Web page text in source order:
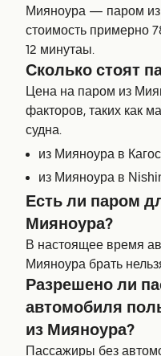
Мияноура — паром из
стоимость примерно
12 минутаы.
Сколько стоят
Цена на паром из
факторов, таких как
судна.
из Мияноура в
из Мияноура в
Есть ли паром
Мияноура?
В настоящее время
Мияноура брать
Разрешено ли
автомобиля
из Мияноура?
Пассажиры без